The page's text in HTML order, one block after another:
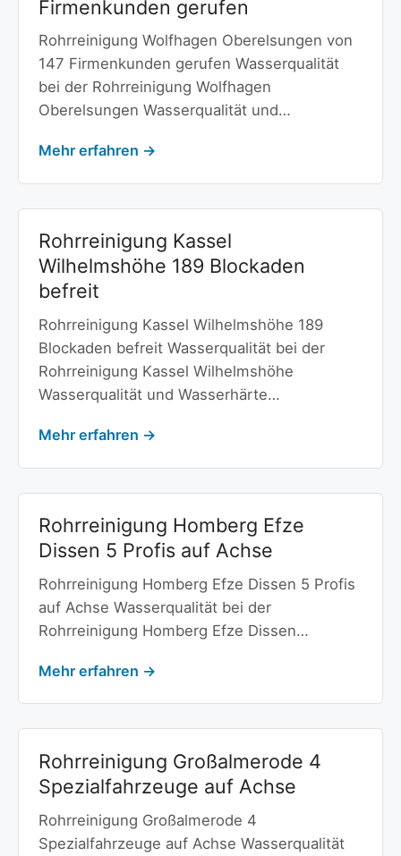
Firmenkunden gerufen
Rohrreinigung Wolfhagen Oberelsungen von
147 Firmenkunden gerufen Wasserqualität
bei der Rohrreinigung Wolfhagen
Oberelsungen Wasserqualität und…
Mehr erfahren →
Rohrreinigung Kassel
Wilhelmshöhe 189 Blockaden
befreit
Rohrreinigung Kassel Wilhelmshöhe 189
Blockaden befreit Wasserqualität bei der
Rohrreinigung Kassel Wilhelmshöhe
Wasserqualität und Wasserhärte…
Mehr erfahren →
Rohrreinigung Homberg Efze
Dissen 5 Profis auf Achse
Rohrreinigung Homberg Efze Dissen 5 Profis
auf Achse Wasserqualität bei der
Rohrreinigung Homberg Efze Dissen…
Mehr erfahren →
Rohrreinigung Großalmerode 4
Spezialfahrzeuge auf Achse
Rohrreinigung Großalmerode 4
Spezialfahrzeuge auf Achse Wasserqualität